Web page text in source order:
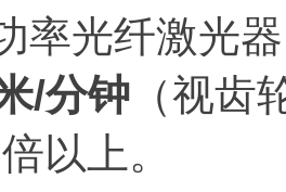
率光纤激光
/分钟 （视
以上。